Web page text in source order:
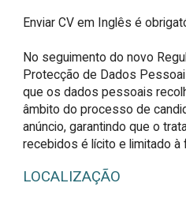
Enviar CV em Inglês é
No seguimento do novo
Protecção de Dados
que os dados pessoais
âmbito do processo de
anúncio, garantindo que o
recebidos é lícito e limitado à
LOCALIZAÇÃO